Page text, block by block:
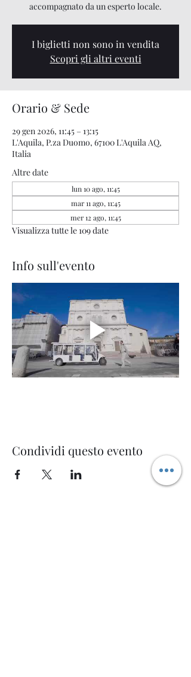
accompagnato da un esperto locale.
I biglietti non sono in vendita
Scopri gli altri eventi
Orario & Sede
29 gen 2026, 11:45 – 13:15
L'Aquila, P.za Duomo, 67100 L'Aquila AQ,
Italia
Altre date
lun 10 ago, 11:45
mar 11 ago, 11:45
mer 12 ago, 11:45
Visualizza tutte le 109 date
Info sull'evento
Condividi questo evento